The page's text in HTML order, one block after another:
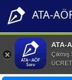
ATA-
ATA-